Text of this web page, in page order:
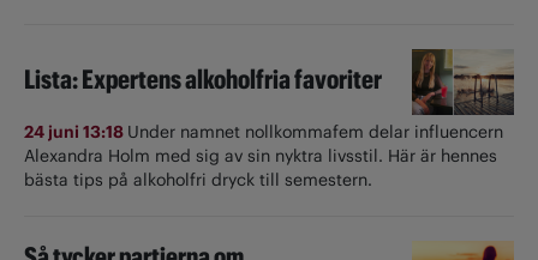
Lista: Expertens alkoholfria favoriter
24 juni 13:18 Under namnet nollkommafem delar influencern
Alexandra Holm med sig av sin nyktra livsstil. Här är hennes
bästa tips på alkoholfri dryck till semestern.